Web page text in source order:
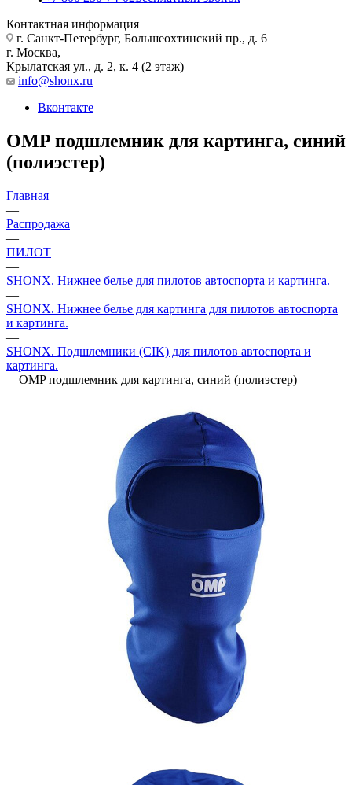
Контактная информация
г. Санкт-Петербург, Большеохтинский пр., д. 6
г. Москва,
Крылатская ул., д. 2, к. 4 (2 этаж)
info@shonx.ru
Вконтакте
OMP подшлемник для картинга, синий
(полиэстер)
Главная
—
Распродажа
—
ПИЛОТ
—
SHONX. Нижнее белье для пилотов автоспорта и картинга.
—
SHONX. Нижнее белье для картинга для пилотов автоспорта
и картинга.
—
SHONX. Подшлемники (CIK) для пилотов автоспорта и
картинга.
—OMP подшлемник для картинга, синий (полиэстер)